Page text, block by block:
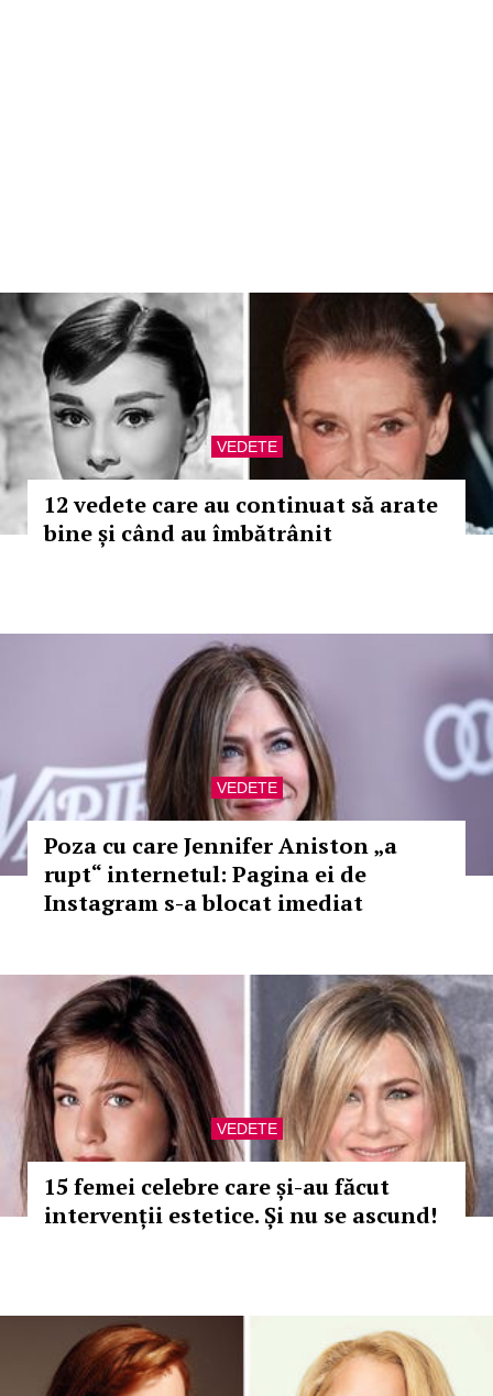
VEDETE
12 vedete care au continuat să arate
bine și când au îmbătrânit
VEDETE
Poza cu care Jennifer Aniston „a
rupt“ internetul: Pagina ei de
Instagram s-a blocat imediat
VEDETE
15 femei celebre care și-au făcut
intervenții estetice. Și nu se ascund!